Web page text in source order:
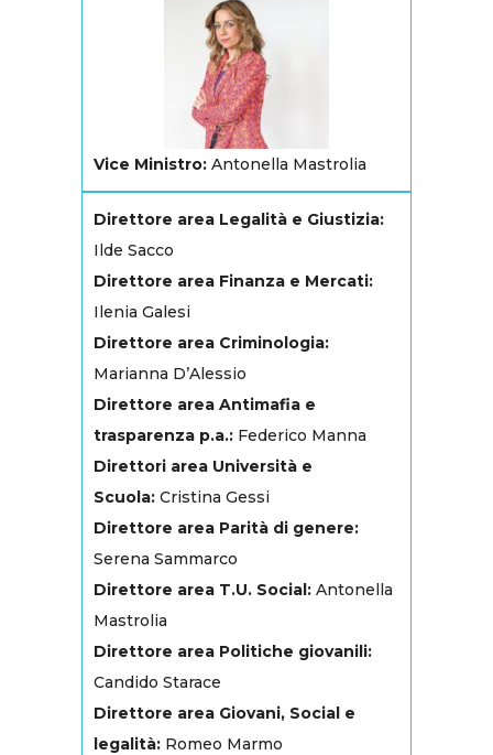
Vice Ministro: Antonella Mastrolia
Direttore area Legalità e Giustizia:
Ilde Sacco
Direttore area Finanza e Mercati:
Ilenia Galesi
Direttore area Criminologia:
Marianna D’Alessio
Direttore area Antimafia e
trasparenza p.a.: Federico Manna
Direttori area Università e
Scuola: Cristina Gessi
Direttore area Parità di genere:
Serena Sammarco
Direttore area T.U. Social: Antonella
Mastrolia
Direttore area Politiche giovanili:
Candido Starace
Direttore area Giovani, Social e
legalità: Romeo Marmo